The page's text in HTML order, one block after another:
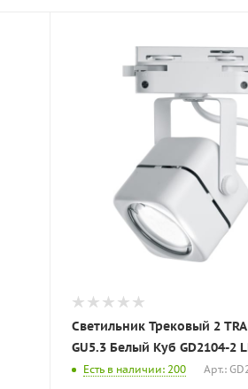
Светильник Трековый 2
GU5.3 Белый Куб GD2104-2
Есть в наличии: 200 Арт.: